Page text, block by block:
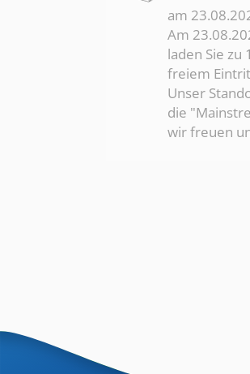
am
Am
laden Sie
freiem
Unser
die
wir freuen